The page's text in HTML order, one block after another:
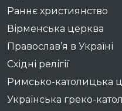
Раннє християнство
Вірменська церква
Православ’я в Україні
Східні релігії
Римсько-католицька
Українська греко-